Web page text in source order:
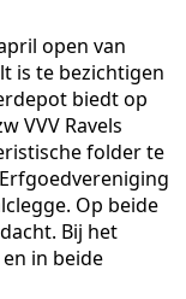
open van
is te bezichtigen
biedt op
VVV Ravels
folder te
Op beide
Bij het
in beide